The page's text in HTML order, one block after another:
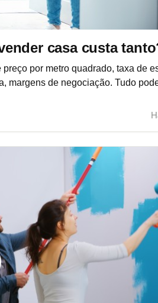
casa custa
por metro quadrado, taxa de
margens de negociação. Tudo